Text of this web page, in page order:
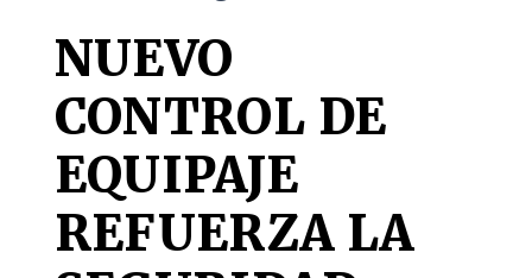
NUEVO
CONTROL DE
EQUIPAJE
REFUERZA LA